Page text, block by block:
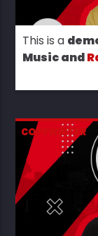
This is a
Music and
COPYWRITER